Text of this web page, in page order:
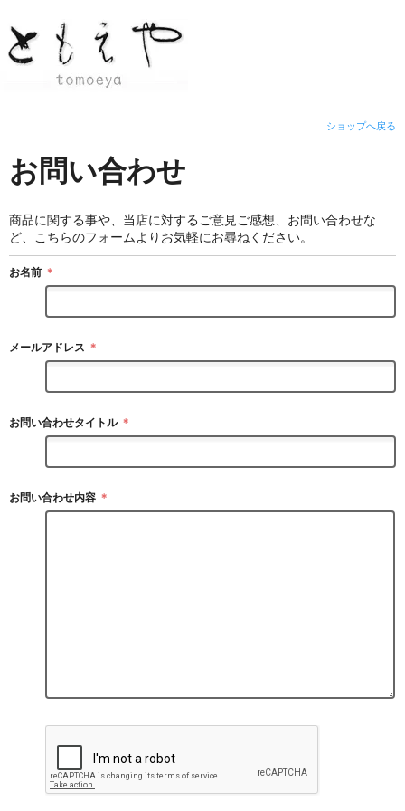
ショップへ戻る
お問い合わせ
商品に関する事や、当店に対するご意見ご感想、お問い合わせな
ど、こちらのフォームよりお気軽にお尋ねください。
お名前 ＊
メールアドレス ＊
お問い合わせタイトル ＊
お問い合わせ内容 ＊